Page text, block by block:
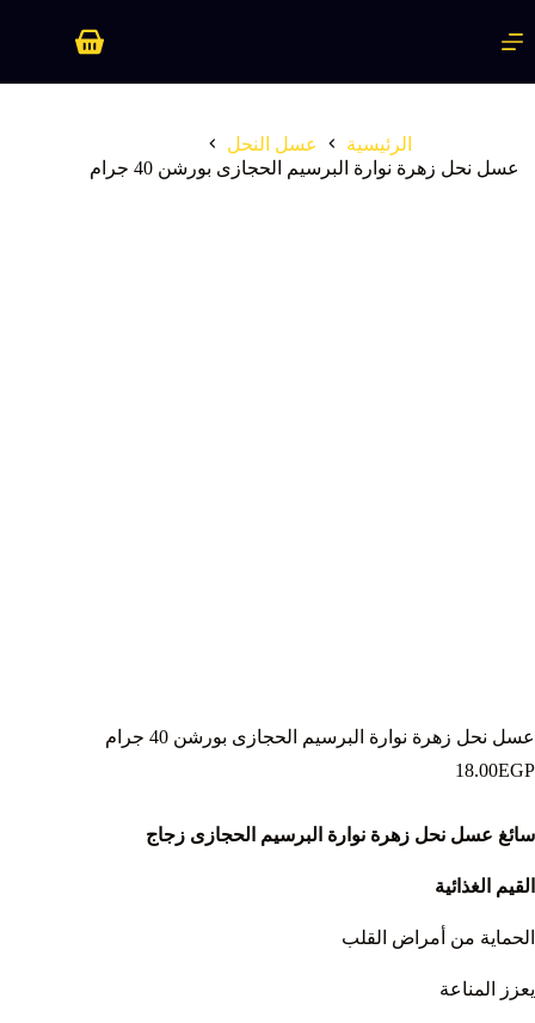
إلى
المحتوى
عربة
الرئيسية
عسل النحل
عسل نحل زهرة نوارة البرسيم الحجازى بورشن 40 جرام
عسل نحل زهرة نوارة البرسيم الحجازى بورشن 40 جرام
18.00EGP
سائغ عسل نحل زهرة نوارة البرسيم الحجازى زجاج
القيم الغذائية
الحماية من أمراض القلب
يعزز المناعة